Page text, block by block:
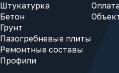
Штукатурка
Бетон
Грунт
Пазогребневые плиты
Ремонтные составы
Профили